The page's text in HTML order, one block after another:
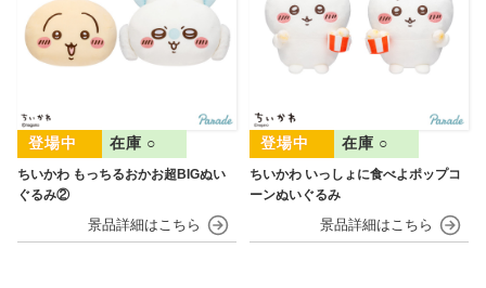
ちいかわ もっちるおかお超BIGぬい
ぐるみ②
在庫 ○
ちいかわ いっしょに食べよポップコ
ーンぬいぐるみ
在庫 ○